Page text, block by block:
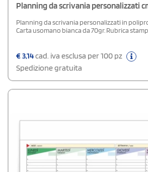
Planning da scrivania personalizzati
Planning da scrivania personalizzati in
Carta usomano bianca da 70gr. Rubrica
€3,14cad. iva esclusa per 100 pz
Spedizione gratuita